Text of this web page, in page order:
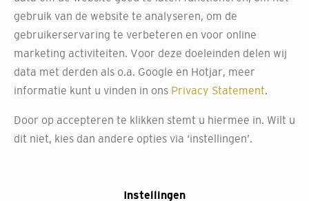
het verwerken van bestelde producten en
materialen
het verzorgen van de (financiële) administratie
het verzorgen van nieuwsbrieven en uitnodigingen
Wij geven nooit persoonsgegevens door aan andere
partijen waarmee we geen verwerkersovereenkomst
hebben afgesloten. Met deze partijen (verwerkers)
Verder zullen wij de door jou verstrekte gegevens niet
gebruik van de website te analyseren, om de
gebruikerservaring te verbeteren en voor online
marketing activiteiten. Voor deze doeleinden delen wij
data met derden als o.a. Google en Hotjar, meer
informatie kunt u vinden in ons Privacy Statement
Door op accepteren te klikken stemt u hiermee in. Wilt u
dit niet, kies dan andere opties via ‘instellingen’.
Instellingen